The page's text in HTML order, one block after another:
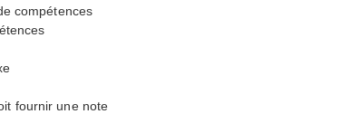
compétences
fournir une note